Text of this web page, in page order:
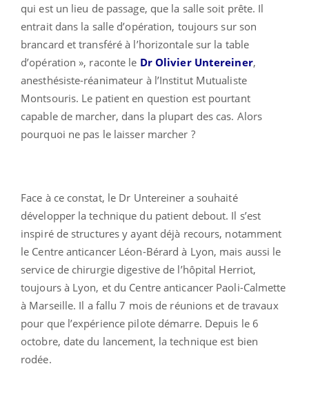
qui est un lieu de passage, que la salle soit prête. Il
entrait dans la salle d’opération, toujours sur son
brancard et transféré à l’horizontale sur la table
d’opération », raconte le Dr Olivier Untereiner,
anesthésiste-réanimateur à l’Institut Mutualiste
Montsouris. Le patient en question est pourtant
capable de marcher, dans la plupart des cas. Alors
pourquoi ne pas le laisser marcher ?
Face à ce constat, le Dr Untereiner a souhaité
développer la technique du patient debout. Il s’est
inspiré de structures y ayant déjà recours, notamment
le Centre anticancer Léon-Bérard à Lyon, mais aussi le
service de chirurgie digestive de l’hôpital Herriot,
toujours à Lyon, et du Centre anticancer Paoli-Calmette
à Marseille. Il a fallu 7 mois de réunions et de travaux
pour que l’expérience pilote démarre. Depuis le 6
octobre, date du lancement, la technique est bien
rodée.